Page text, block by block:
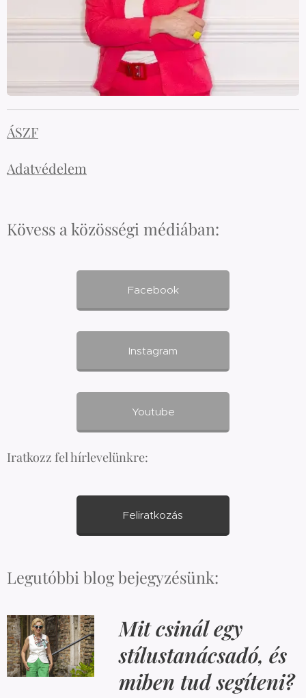
ÁSZF
Adatvédelem
Kövess a közösségi médiában:
Facebook
Instagram
Youtube
Iratkozz fel hírlevelünkre:
Feliratkozás
Legutóbbi blog bejegyzésünk:
Mit csinál egy
stílustanácsadó, és
miben tud segíteni?